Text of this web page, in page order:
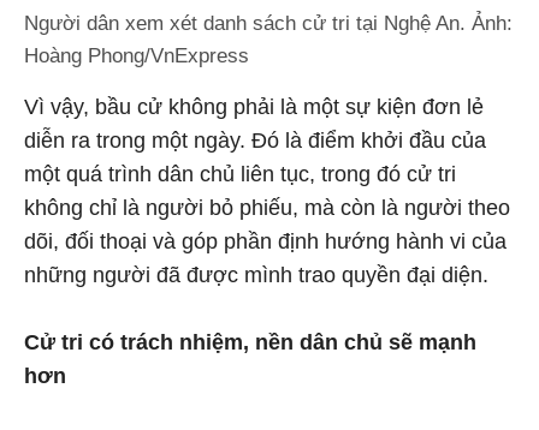
Người dân xem xét danh sách cử tri tại Nghệ An. Ảnh:
Hoàng Phong/VnExpress
Vì vậy, bầu cử không phải là một sự kiện đơn lẻ
diễn ra trong một ngày. Đó là điểm khởi đầu của
một quá trình dân chủ liên tục, trong đó cử tri
không chỉ là người bỏ phiếu, mà còn là người theo
dõi, đối thoại và góp phần định hướng hành vi của
những người đã được mình trao quyền đại diện.
Cử tri có trách nhiệm, nền dân chủ sẽ mạnh
hơn